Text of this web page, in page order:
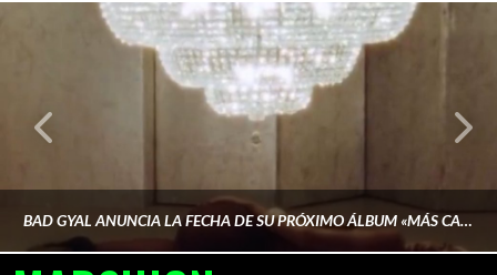
BAD GYAL ANUNCIA LA FECHA DE SU PRÓXIMO ÁLBUM «MÁS CARA»